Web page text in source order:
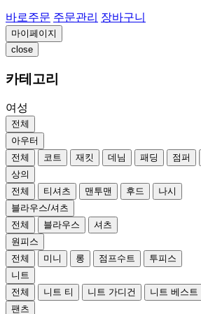
바로주문 주문관리 장바구니
마이페이지
close
카테고리
여성
전체
아우터
전체
코트 재킷 데님 패딩 점퍼
상의
전체
티셔츠 맨투맨 후드
나시
블라우스/셔츠
전체
블라우스
셔츠
원피스
전체
미니 롱 점프수트
투피스
니트
전체
니트 티 니트 가디건 니트 베스트
팬츠